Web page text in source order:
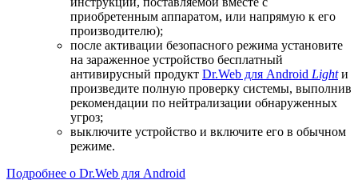
приобретенным аппаратом, или напрямую к его
производителю);
после активации безопасного режима установите
на зараженное устройство бесплатный
антивирусный продукт Dr.Web для Android Lightи
произведите полную проверку системы, выполнив
рекомендации по нейтрализации обнаруженных
угроз;
выключите устройство и включите его в обычном
режиме.
Подробнее о Dr.Web для Android